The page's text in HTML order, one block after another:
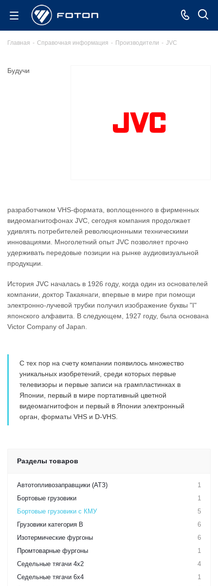
Главная - Справочная информация - Производители - JVC
Будучи
разработчиком VHS-формата, воплощенного в фирменных
видеомагнитофонах JVC, сегодня компания продолжает
удивлять потребителей революционными техническими
инновациями. Многолетний опыт JVC позволяет прочно
удерживать передовые позиции на рынке аудиовизуальной
продукции.
История JVC началась в 1926 году, когда один из основателей
компании, доктор Такаянаги, впервые в мире при помощи
электронно-лучевой трубки получил изображение буквы "I"
японского алфавита. В следующем, 1927 году, была основана
Victor Company of Japan.
С тех пор на счету компании появилось множество
уникальных изобретений, среди которых первые
телевизоры и первые записи на грампластинках в
Японии, первый в мире портативный цветной
видеомагнитофон и первый в Японии электронный
орган, форматы VHS и D-VHS.
Разделы товаров
Автотопливозаправщики (АТЗ)
1
Бортовые грузовики
1
Бортовые грузовики с КМУ
5
Грузовики категория B
6
Изотермические фургоны
6
Промтоварные фургоны
1
Седельные тягачи 4х2
4
Седельные тягачи 6х4
1